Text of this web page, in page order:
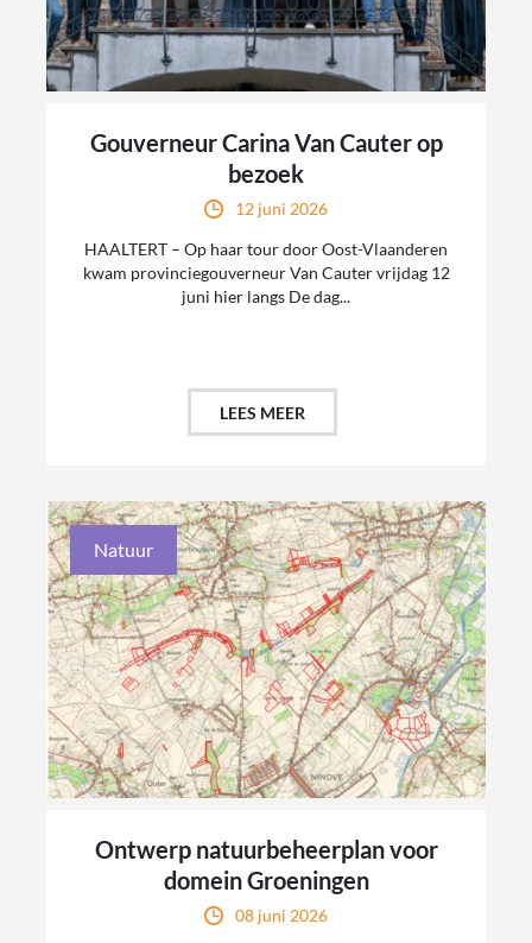
Gouverneur Carina Van Cauter op
bezoek
12 juni 2026
HAALTERT – Op haar tour door Oost-Vlaanderen
kwam provinciegouverneur Van Cauter vrijdag 12
juni hier langs De dag...
LEES MEER
Natuur
Ontwerp natuurbeheerplan voor
domein Groeningen
08 juni 2026